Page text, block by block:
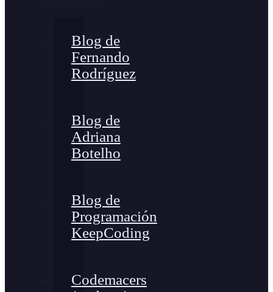
Blog de
Fernando
Rodríguez
Blog de
Adriana
Botelho
Blog de
Programación
KeepCoding
Codemacers